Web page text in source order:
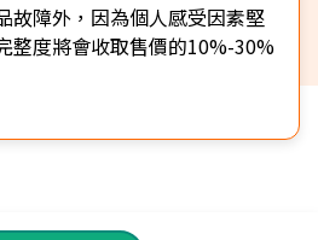
故障外，因為個人感受因素堅
整度將會收取售價的10%-30%